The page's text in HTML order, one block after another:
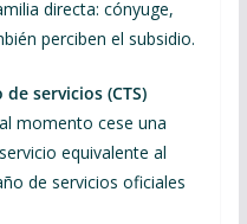
directa: cónyuge,
perciben el subsidio.
servicios (CTS)
momento cese una
equivalente al
de servicios oficiales